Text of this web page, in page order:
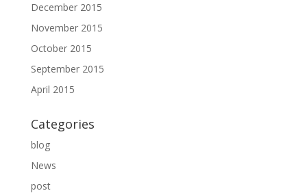
December 2015
November 2015
October 2015
September 2015
April 2015
Categories
blog
News
post